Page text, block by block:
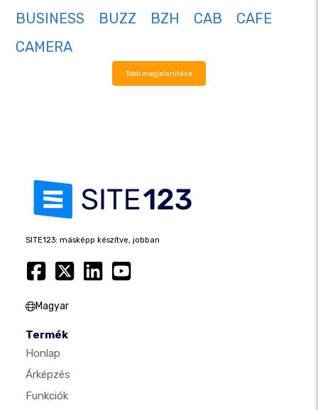
BUSINESS
BUZZ BZH CAB
CAFE
CAMERA
Több megjelenítése
SITE123: másképp készítve, jobban
Magyar
Termék
Honlap
Árképzés
Funkciók